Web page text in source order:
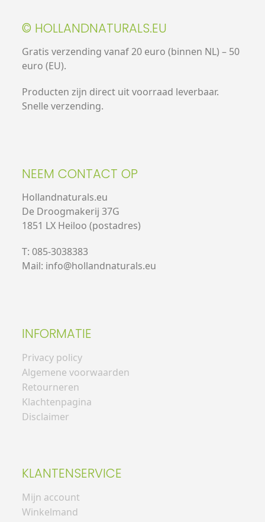
© HOLLANDNATURALS.EU
Gratis verzending vanaf 20 euro (binnen NL) – 50
euro (EU).
Producten zijn direct uit voorraad leverbaar.
Snelle verzending.
NEEM CONTACT OP
Hollandnaturals.eu
De Droogmakerij 37G
1851 LX Heiloo (postadres)
T: 085-3038383
Mail: info@hollandnaturals.eu
INFORMATIE
Privacy policy
Algemene voorwaarden
Retourneren
Klachtenpagina
Disclaimer
KLANTENSERVICE
Mijn account
Winkelmand